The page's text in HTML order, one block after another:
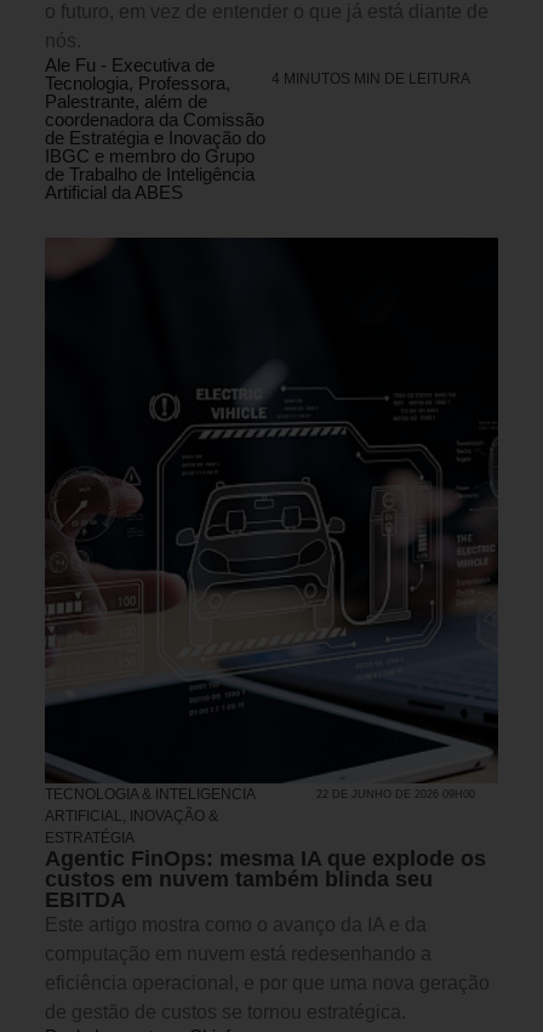
o futuro, em vez de entender o que já está diante de
nós.
Ale Fu - Executiva de
Tecnologia, Professora,
Palestrante, além de
coordenadora da Comissão
de Estratégia e Inovação do
IBGC e membro do Grupo
de Trabalho de Inteligência
Artificial da ABES
4 MINUTOS MIN DE LEITURA
TECNOLOGIA & INTELIGENCIA
ARTIFICIAL,
INOVAÇÃO &
ESTRATÉGIA
22 DE JUNHO DE 2026 09H00
Agentic FinOps: mesma IA que explode os
custos em nuvem também blinda seu
EBITDA
Este artigo mostra como o avanço da IA e da
computação em nuvem está redesenhando a
eficiência operacional, e por que uma nova geração
de gestão de custos se tornou estratégica.